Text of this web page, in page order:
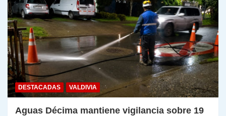
DESTACADAS VALDIVIA
Aguas Décima mantiene vigilancia sobre 19